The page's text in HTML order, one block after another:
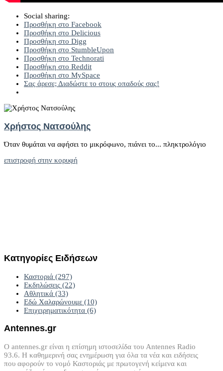
Social sharing:
Προσθήκη στο Facebook
Προσθήκη στο Delicious
Προσθήκη στο Digg
Προσθήκη στο StumbleUpon
Προσθήκη στο Technorati
Προσθήκη στο Reddit
Προσθήκη στο MySpace
Σας άρεσε; Διαδώστε το στους οπαδούς σας!
Χρήστος Νατσούλης
Όταν θυμάται να αφήσει το μικρόφωνο, πιάνει το... πληκτρολόγιο
επιστροφή στην κορυφή
Κατηγορίες Ειδήσεων
Καστοριά (297)
Εκδηλώσεις (22)
Αθλητικά (33)
Εδώ Χαλαρώνουμε (10)
Επιχειρηματικότητα (6)
Antennes.gr
Ο antennes.gr είναι η επίσημη ιστοσελίδα του Antennes Radio
93.6. Η καθημερινή σας ενημέρωση για όλα τα νέα και ειδήσεις
που αφορούν το νομό Καστοριάς με πρωτογενή κείμενα και